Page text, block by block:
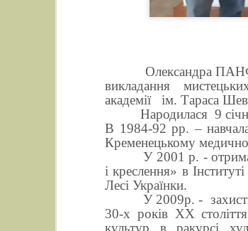
Олександра
викладання
академії
ім. Тараса
Народилася 9
В 1984-92 рр. –
Кременецькому
У 2001 р. -
і креслення» в
Лесі Українки.
У 2009р. -
30-х років ХХ
культур в ракурсі